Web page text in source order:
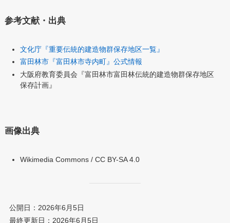
参考文献・出典
文化庁『重要伝統的建造物群保存地区一覧』
富田林市『富田林市寺内町』公式情報
大阪府教育委員会『富田林市富田林伝統的建造物群保存地区
保存計画』
画像出典
Wikimedia Commons / CC BY-SA 4.0
公開日：2026年6月5日
最終更新日：2026年6月5日